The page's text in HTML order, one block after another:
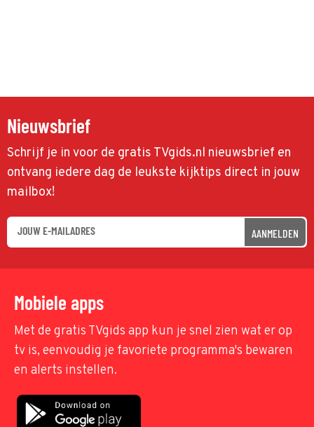
Nieuwsbrief
Schrijf je in voor de gratis TVgids.nl nieuwsbrief en
ontvang iedere dag de leukste kijktips direct in jouw
mailbox!
AANMELDEN
Mobiele apps
Met de gratis TVgids app kun je snel zien wat er op
tv is, eenvoudig je favoriete programma's bewaren
en alerts instellen.